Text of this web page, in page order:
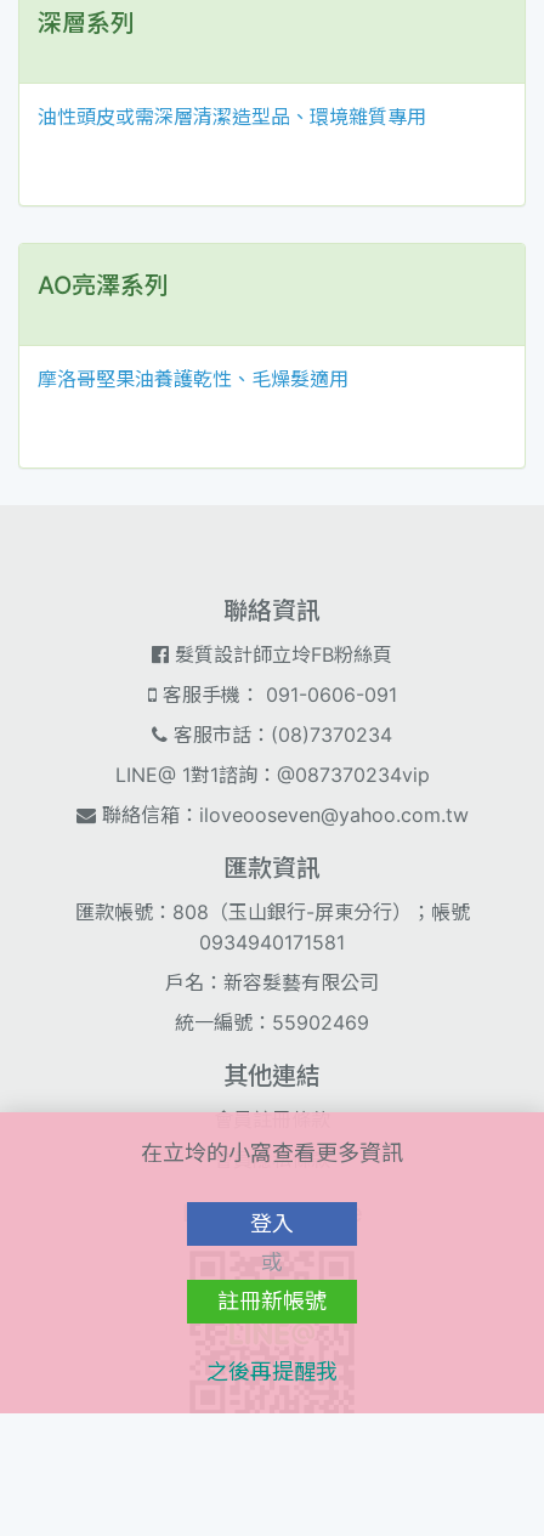
深層系列
油性頭皮或需深層清潔造型品、環境雜質專用
AO亮澤系列
摩洛哥堅果油養護乾性、毛燥髮適用
聯絡資訊
髮質設計師立坽FB粉絲頁
客服手機： 091-0606-091
客服市話：(08)7370234
LINE@ 1對1諮詢：@087370234vip
聯絡信箱： iloveooseven@yahoo.com.tw
匯款資訊
匯款帳號：808（玉山銀行-屏東分行）；帳號
0934940171581
戶名：新容髮藝有限公司
統一編號：55902469
其他連結
會員註冊條款
會員隱私條款
Line@ QR Code
在立坽的小窩查看更多資訊
登入
或
註冊新帳號
之後再提醒我